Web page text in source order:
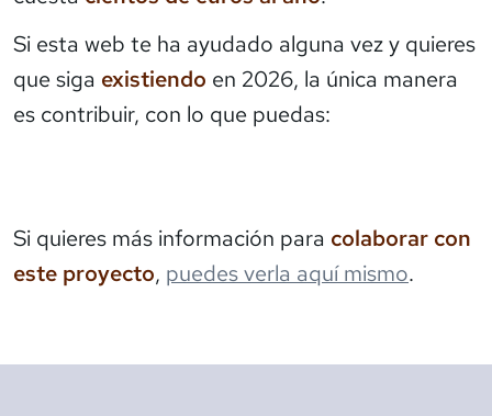
Si esta web te ha ayudado alguna vez y quieres
que siga existiendo en 2026, la única manera
es contribuir, con lo que puedas:
Si quieres más información para colaborar con
este proyecto, puedes verla aquí mismo.